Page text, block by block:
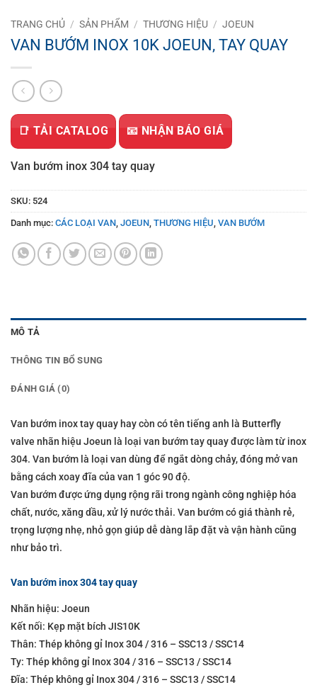
TRANG CHỦ / SẢN PHẨM / THƯƠNG HIỆU / JOEUN
VAN BƯỚM INOX 10K JOEUN, TAY QUAY
📑 TẢI CATALOG 📧 NHẬN BÁO GIÁ
Van bướm inox 304 tay quay
SKU: 524
Danh mục: CÁC LOẠI VAN JOEUN THƯƠNG HIỆU VAN BƯỚM
MÔ TẢ
THÔNG TIN BỔ SUNG
ĐÁNH GIÁ (0)
Van bướm inox tay quay hay còn có tên tiếng anh là Butterfly
valve nhãn hiệu Joeun là loại van bướm tay quay được làm từ inox
304. Van bướm là loại van dùng để ngắt dòng chảy, đóng mở van
bằng cách xoay đĩa của van 1 góc 90 độ.
Van bướm được ứng dụng rộng rãi trong ngành công nghiệp hóa
chất, nước, xăng dầu, xử lý nước thải. Van bướm có giá thành rẻ,
trọng lượng nhẹ, nhỏ gọn giúp dễ dàng lắp đặt và vận hành cũng
như bảo trì.
Van bướm inox 304 tay quay
Nhãn hiệu: Joeun
Kết nối: Kẹp mặt bích JIS10K
Thân: Thép không gỉ Inox 304 / 316 – SSC13 / SSC14
Ty: Thép không gỉ Inox 304 / 316 – SSC13 / SSC14
Đĩa: Thép không gỉ Inox 304 / 316 – SSC13 / SSC14